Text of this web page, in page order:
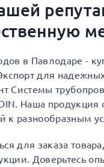
в Павлодаре -
для
Системы
Наша
к разнообразным
для заказа
Доверьтесь